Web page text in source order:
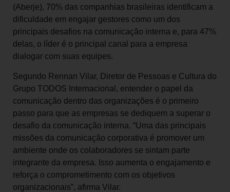
(Aberje), 70% das companhias brasileiras identificam a
dificuldade em engajar gestores como um dos
principais desafios na comunicação interna e, para 47%
delas, o líder é o principal canal para a empresa
dialogar com suas equipes.
Segundo Rennan Vilar, Diretor de Pessoas e Cultura do
Grupo TODOS Internacional, entender o papel da
comunicação dentro das organizações é o primeiro
passo para que as empresas se dediquem a superar o
desafio da comunicação interna. “Uma das principais
missões da comunicação corporativa é promover um
ambiente onde os colaboradores se sintam parte
integrante da empresa. Isso aumenta o engajamento e
reforça o comprometimento com os objetivos
organizacionais”, afirma Vilar.